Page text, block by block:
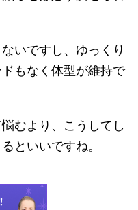
いですし、ゆっくり
もなく体型が維持で
むより、こうしてし
といいですね。